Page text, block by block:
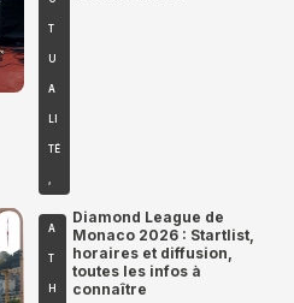
T
U
A
TÉ
A
T
H
Diamond League de
Monaco 2026 : Startlist,
horaires et diffusion,
toutes les infos à
connaître